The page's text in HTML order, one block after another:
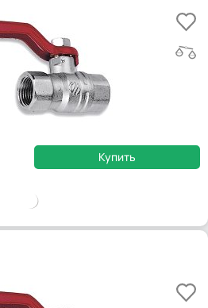
Купить